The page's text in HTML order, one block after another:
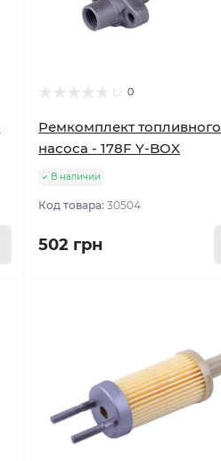
0
Ремкомплект топливного
насоса - 178F Y-BOX
В наличии
Код товара:30504
502 грн